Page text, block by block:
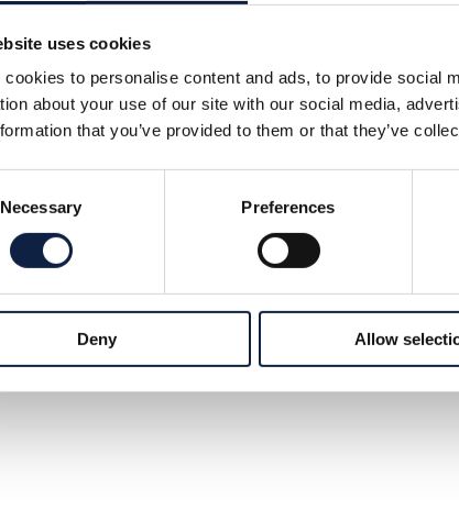
uses cookies
cookies to personalise content and ads, to provide social
about your use of our site with our social media,
that you’ve provided to them or that they’ve
Necessary Preferences
Deny Allow